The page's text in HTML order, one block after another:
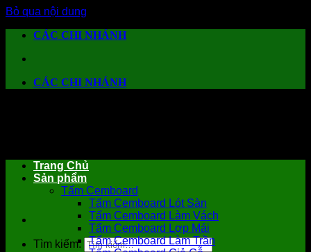
Bỏ qua nội dung
CÁC CHI NHÁNH
CÁC CHI NHÁNH
Tìm kiếm:
Trang Chủ
Sản phẩm
Tấm Cemboard
Tấm Cemboard Lót Sàn
Tấm Cemboard Làm Vách
Tấm Cemboard Lợp Mái
Tấm Cemboard Làm Trần